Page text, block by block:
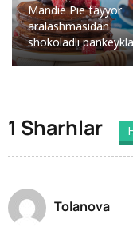
Mandie Pie tayyor
aralashmasidan
shokoladli
1 Sharhlar
Tolanova